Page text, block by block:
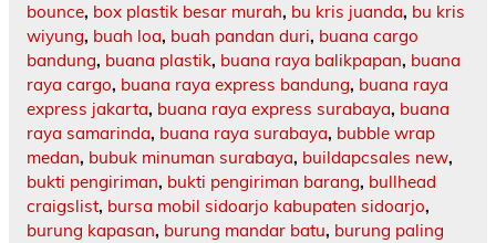
bounce, box plastik besar murah, bu kris juanda, bu kris
wiyung, buah loa, buah pandan duri, buana cargo
bandung, buana plastik, buana raya balikpapan, buana
raya cargo, buana raya express bandung, buana raya
express jakarta, buana raya express surabaya, buana
raya samarinda, buana raya surabaya, bubble wrap
medan, bubuk minuman surabaya, buildapcsales new,
bukti pengiriman, bukti pengiriman barang, bullhead
craigslist, bursa mobil sidoarjo kabupaten sidoarjo,
burung kapasan, burung mandar batu, burung paling